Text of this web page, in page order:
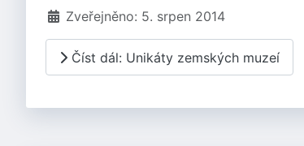
Zveřejněno: 5. srpen 2014
Číst dál: Unikáty zemských muzeí